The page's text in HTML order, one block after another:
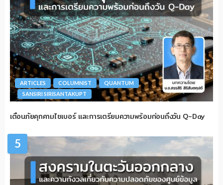
ARTICLES COLUMNIST
QUANTUM
SANSIRI SIRISANTAKUPT
เตือนภัยคุกคามไซเบอร์ และการเตรียมความพร้อมก่อนถึงวัน Q-Day
5